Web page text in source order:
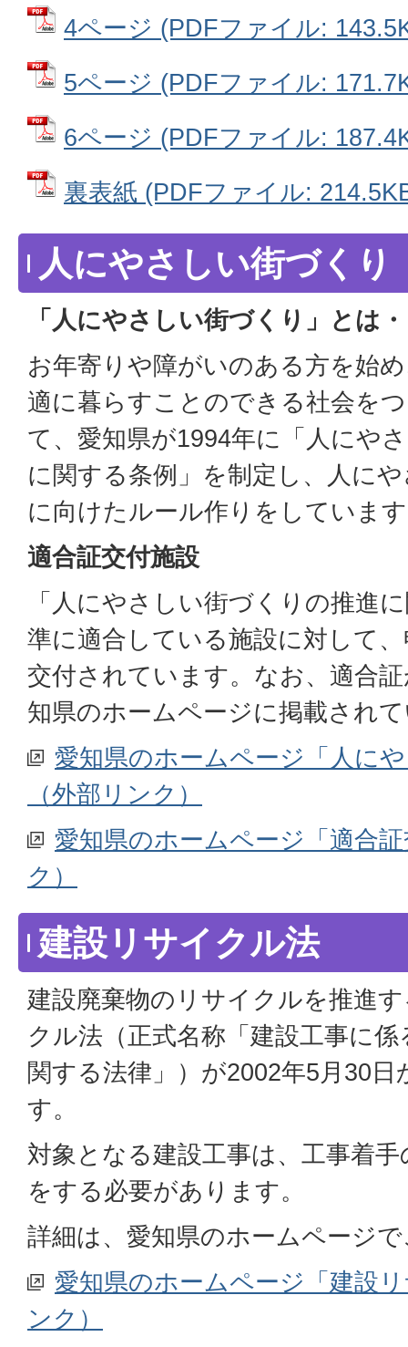
4ページ (PDFファイル:
5ページ (PDFファイル:
6ページ (PDFファイル:
裏表紙 (PDFファイル:
人にやさしい街づくり
「人にやさしい街づくり」とは
お年寄りや障がいのある方を始
適に暮らすことのできる社会を
て、愛知県が1994年に「人にや
に関する条例」を制定し、人に
に向けたルール作りをしていま
適合証交付施設
「人にやさしい街づくりの推進
準に適合している施設に対して
交付されています。なお、適合
知県のホームページに掲載され
愛知県のホームページ「人に
（外部リンク）
愛知県のホームページ「適合
ク）
建設リサイクル法
建設廃棄物のリサイクルを推進
クル法（正式名称「建設工事に
関する法律」）が2002年5月30
す。
対象となる建設工事は、工事着
をする必要があります。
詳細は、愛知県のホームページ
愛知県のホームページ「建設
ンク）